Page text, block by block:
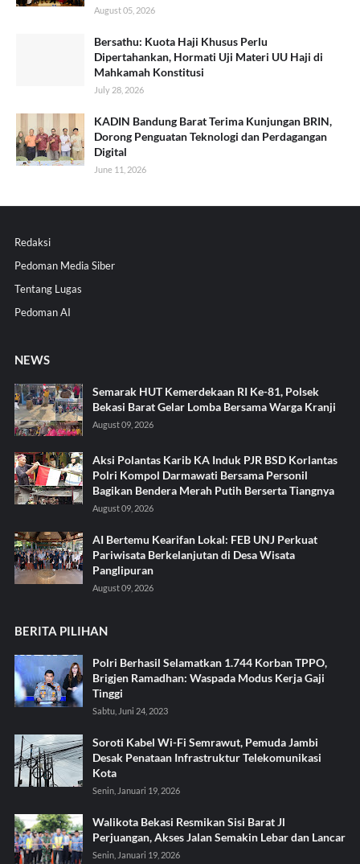
August 05, 2026
Bersathu: Kuota Haji Khusus Perlu
Dipertahankan, Hormati Uji Materi UU Haji di
Mahkamah Konstitusi
July 28, 2026
KADIN Bandung Barat Terima Kunjungan BRIN,
Dorong Penguatan Teknologi dan Perdagangan
Digital
June 11, 2026
Redaksi
Pedoman Media Siber
Tentang Lugas
Pedoman AI
NEWS
Semarak HUT Kemerdekaan RI Ke-81, Polsek
Bekasi Barat Gelar Lomba Bersama Warga Kranji
August 09, 2026
Aksi Polantas Karib KA Induk PJR BSD Korlantas
Polri Kompol Darmawati Bersama Personil
Bagikan Bendera Merah Putih Berserta Tiangnya
August 09, 2026
AI Bertemu Kearifan Lokal: FEB UNJ Perkuat
Pariwisata Berkelanjutan di Desa Wisata
Panglipuran
August 09, 2026
BERITA PILIHAN
Polri Berhasil Selamatkan 1.744 Korban TPPO,
Brigjen Ramadhan: Waspada Modus Kerja Gaji
Tinggi
Sabtu, Juni 24, 2023
Soroti Kabel Wi-Fi Semrawut, Pemuda Jambi
Desak Penataan Infrastruktur Telekomunikasi
Kota
Senin, Januari 19, 2026
Walikota Bekasi Resmikan Sisi Barat Jl
Perjuangan, Akses Jalan Semakin Lebar dan Lancar
Senin, Januari 19, 2026